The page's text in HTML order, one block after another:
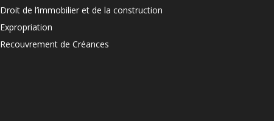
Droit de l’immobilier et de la construction
Expropriation
Recouvrement de Créances